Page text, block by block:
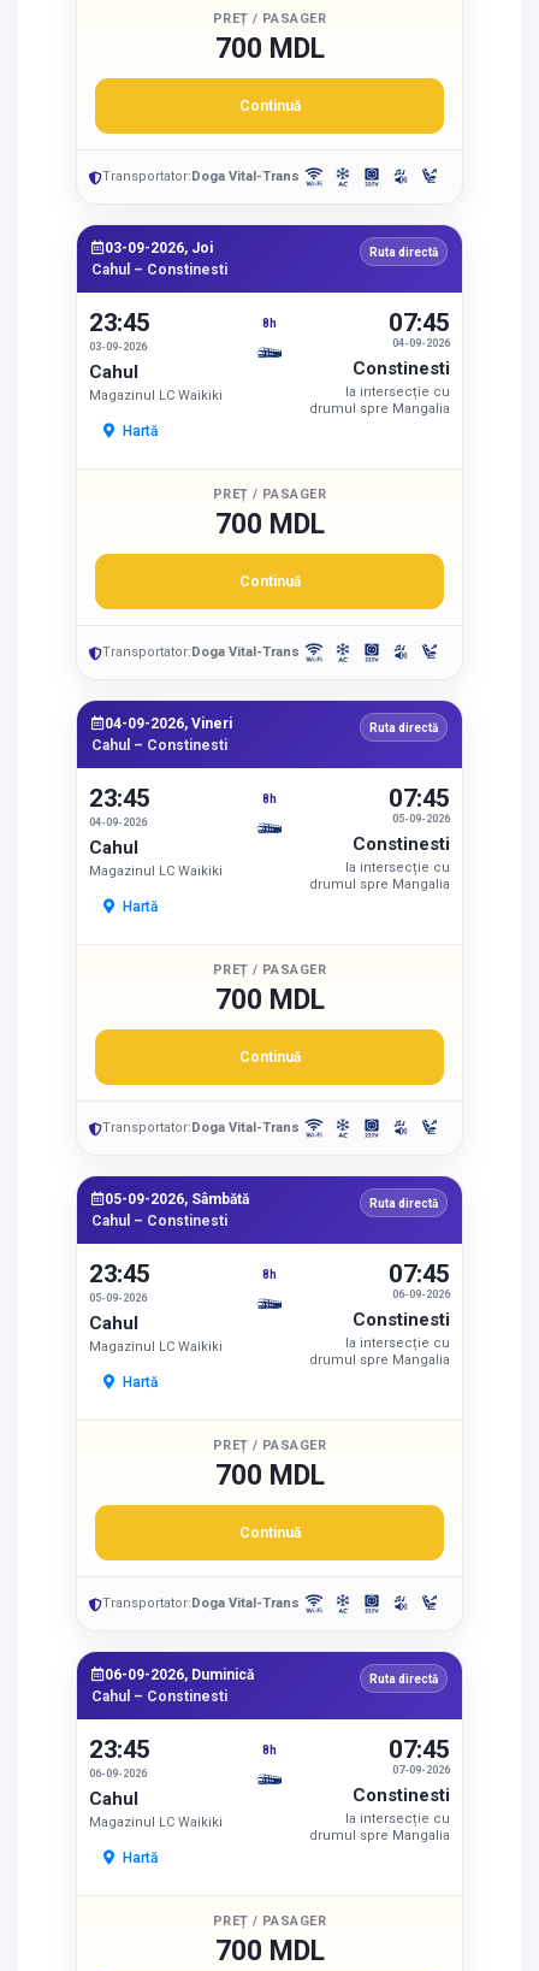
PREȚ / PASAGER
700 MDL
Continuă
Transportator:Doga Vital-Trans
03-09-2026, Joi
Cahul – Constinesti
Ruta directă
23:45
03-09-2026
Cahul
Magazinul LC Waikiki
Hartă
8h
04-09-2026
07:45
Constinesti
la intersecție cu
drumul spre Mangalia
PREȚ / PASAGER
700 MDL
Continuă
Transportator:Doga Vital-Trans
04-09-2026, Vineri
Cahul – Constinesti
Ruta directă
23:45
04-09-2026
Cahul
Magazinul LC Waikiki
Hartă
8h
05-09-2026
07:45
Constinesti
la intersecție cu
drumul spre Mangalia
PREȚ / PASAGER
700 MDL
Continuă
Transportator:Doga Vital-Trans
05-09-2026, Sâmbătă
Cahul – Constinesti
Ruta directă
23:45
05-09-2026
Cahul
Magazinul LC Waikiki
Hartă
8h
06-09-2026
07:45
Constinesti
la intersecție cu
drumul spre Mangalia
PREȚ / PASAGER
700 MDL
Continuă
Transportator:Doga Vital-Trans
06-09-2026, Duminică
Cahul – Constinesti
Ruta directă
23:45
06-09-2026
Cahul
Magazinul LC Waikiki
Hartă
8h
07-09-2026
07:45
Constinesti
la intersecție cu
drumul spre Mangalia
PREȚ / PASAGER
700 MDL